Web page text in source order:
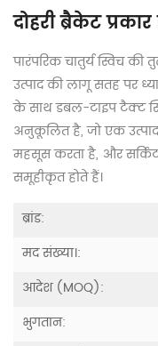
दोहरी ब्रैकेट
पारंपरिक चातुर्य स्विच
उत्पाद की लागू सतह पर
के साथ डबल-टाइप टैक्ट
अनुकूलित है, जो एक
महसूस करता है, और
समूहीकृत होते हैं।
ब्रांड:
मद संख्या।:
आदेश (MOQ):
भुगतान: